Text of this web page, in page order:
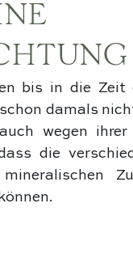
bis in die Zeit
damals
wegen ihrer
die